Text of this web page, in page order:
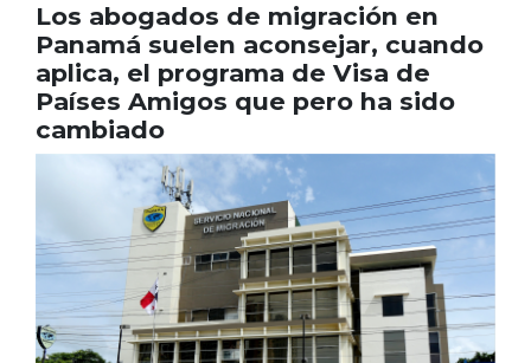
Los abogados de migración en
Panamá suelen aconsejar, cuando
aplica, el programa de Visa de
Países Amigos que pero ha sido
cambiado